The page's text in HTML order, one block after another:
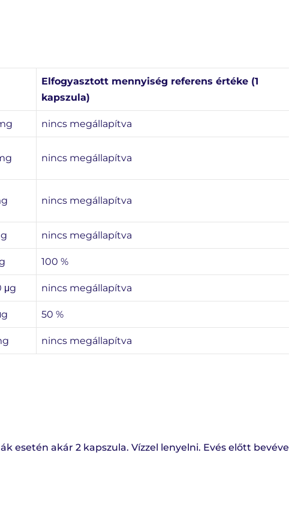
Elfogyasztott mennyiség referens értéke (1
kapszula)
nincs megállapítva
nincs megállapítva
nincs megállapítva
nincs megállapítva
100 %
μg nincs megállapítva
50 %
nincs megállapítva
esetén akár 2 kapszula. Vízzel lenyelni. Evés előtt bevéve